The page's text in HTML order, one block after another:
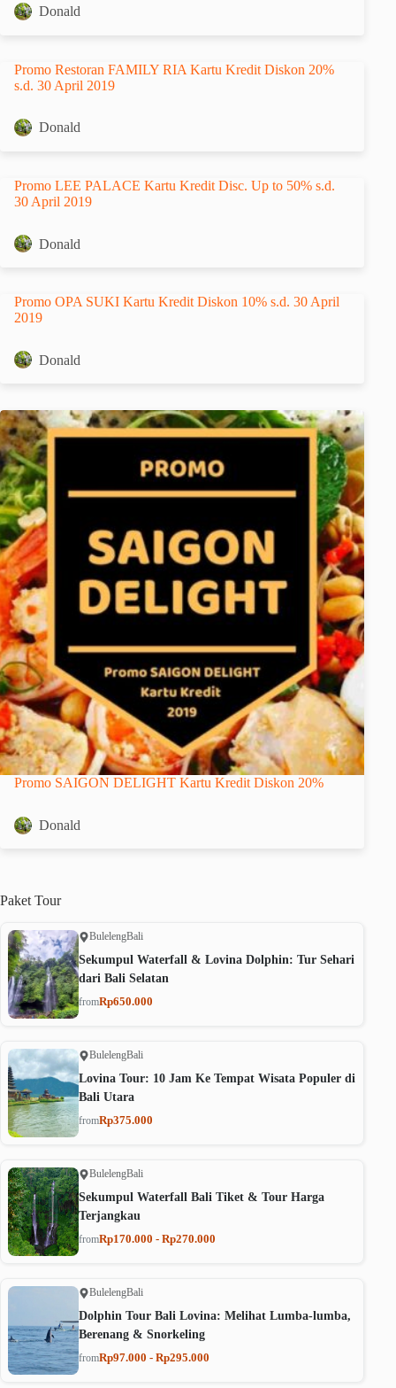
Donald
Promo Restoran FAMILY RIA Kartu Kredit Diskon 20%
s.d. 30 April 2019
Donald
Promo LEE PALACE Kartu Kredit Disc. Up to 50% s.d.
30 April 2019
Donald
Promo OPA SUKI Kartu Kredit Diskon 10% s.d. 30 April
2019
Donald
Promo SAIGON DELIGHT Kartu Kredit Diskon 20%
Donald
Paket Tour
BulelengBali
Sekumpul Waterfall & Lovina Dolphin: Tur Sehari
dari Bali Selatan
fromRp650.000
BulelengBali
Lovina Tour: 10 Jam Ke Tempat Wisata Populer di
Bali Utara
fromRp375.000
BulelengBali
Sekumpul Waterfall Bali Tiket & Tour Harga
Terjangkau
fromRp170.000 - Rp270.000
BulelengBali
Dolphin Tour Bali Lovina: Melihat Lumba-lumba,
Berenang & Snorkeling
fromRp97.000 - Rp295.000